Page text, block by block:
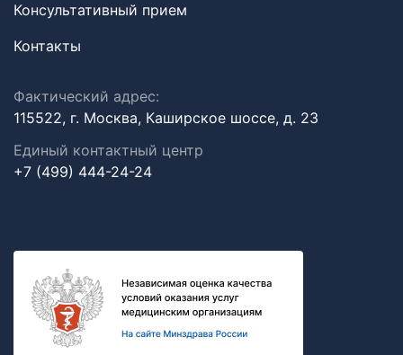
Консультативный прием
Контакты
Фактический адрес:
115522, г. Москва, Каширское шоссе, д. 23
Единый контактный центр
+7 (499) 444-24-24